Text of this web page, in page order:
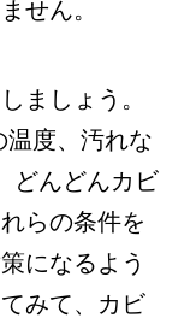
せん。
ましょう。
温度、汚れな
どんどんカビ
らの条件を
になるよう
みて、カビ